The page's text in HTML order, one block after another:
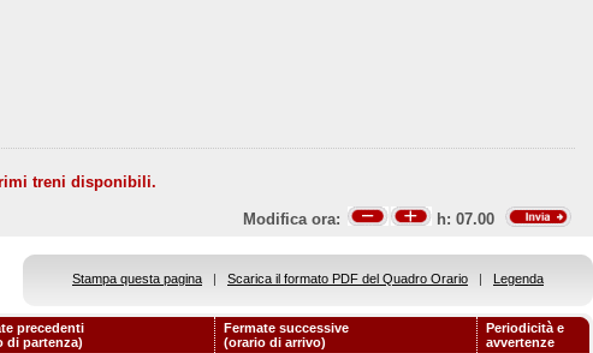
treni disponibili.
Modifica ora: h: 07.00
Stampa questa pagina | Scarica il formato PDF del Quadro Orario | Legenda
precedenti
di partenza)
Fermate successive
(orario di arrivo)
Periodicità e
avvertenze